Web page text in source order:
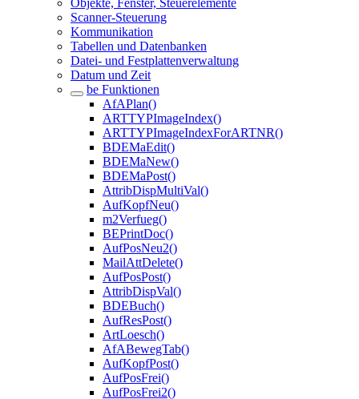
Objekte, Fenster, Steuerelemente
Scanner-Steuerung
Kommunikation
Tabellen und Datenbanken
Datei- und Festplattenverwaltung
Datum und Zeit
be Funktionen
AfAPlan()
ARTTYPImageIndex()
ARTTYPImageIndexForARTNR()
BDEMaEdit()
BDEMaNew()
BDEMaPost()
AttribDispMultiVal()
AufKopfNeu()
m2Verfueg()
BEPrintDoc()
AufPosNeu2()
MailAttDelete()
AufPosPost()
AttribDispVal()
BDEBuch()
AufResPost()
ArtLoesch()
AfABewegTab()
AufKopfPost()
AufPosFrei()
AufPosFrei2()